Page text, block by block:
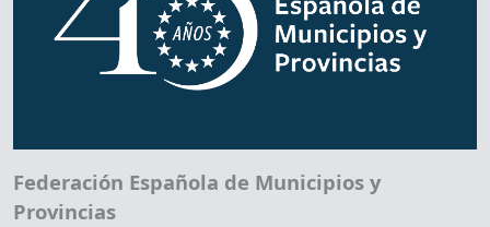
Federación Española de Municipios y
Provincias